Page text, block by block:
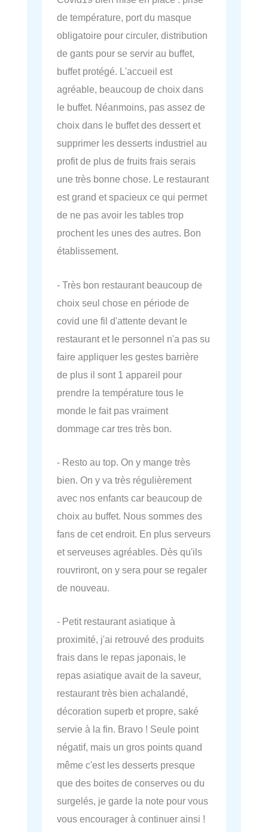
de température, port du masque
obligatoire pour circuler, distribution
de gants pour se servir au buffet,
buffet protégé. L'accueil est
agréable, beaucoup de choix dans
le buffet. Néanmoins, pas assez de
choix dans le buffet des dessert et
supprimer les desserts industriel au
profit de plus de fruits frais serais
une très bonne chose. Le restaurant
est grand et spacieux ce qui permet
de ne pas avoir les tables trop
prochent les unes des autres. Bon
établissement.
- Très bon restaurant beaucoup de
choix seul chose en période de
covid une fil d'attente devant le
restaurant et le personnel n'a pas su
faire appliquer les gestes barrière
de plus il sont 1 appareil pour
prendre la température tous le
monde le fait pas vraiment
dommage car tres très bon.
- Resto au top. On y mange très
bien. On y va très régulièrement
avec nos enfants car beaucoup de
choix au buffet. Nous sommes des
fans de cet endroit. En plus serveurs
et serveuses agréables. Dès qu'ils
rouvriront, on y sera pour se regaler
de nouveau.
- Petit restaurant asiatique à
proximité, j'ai retrouvé des produits
frais dans le repas japonais, le
repas asiatique avait de la saveur,
restaurant très bien achalandé,
décoration superb et propre, saké
servie à la fin. Bravo ! Seule point
négatif, mais un gros points quand
même c'est les desserts presque
que des boites de conserves ou du
surgelés, je garde la note pour vous
vous encourager à continuer ainsi !